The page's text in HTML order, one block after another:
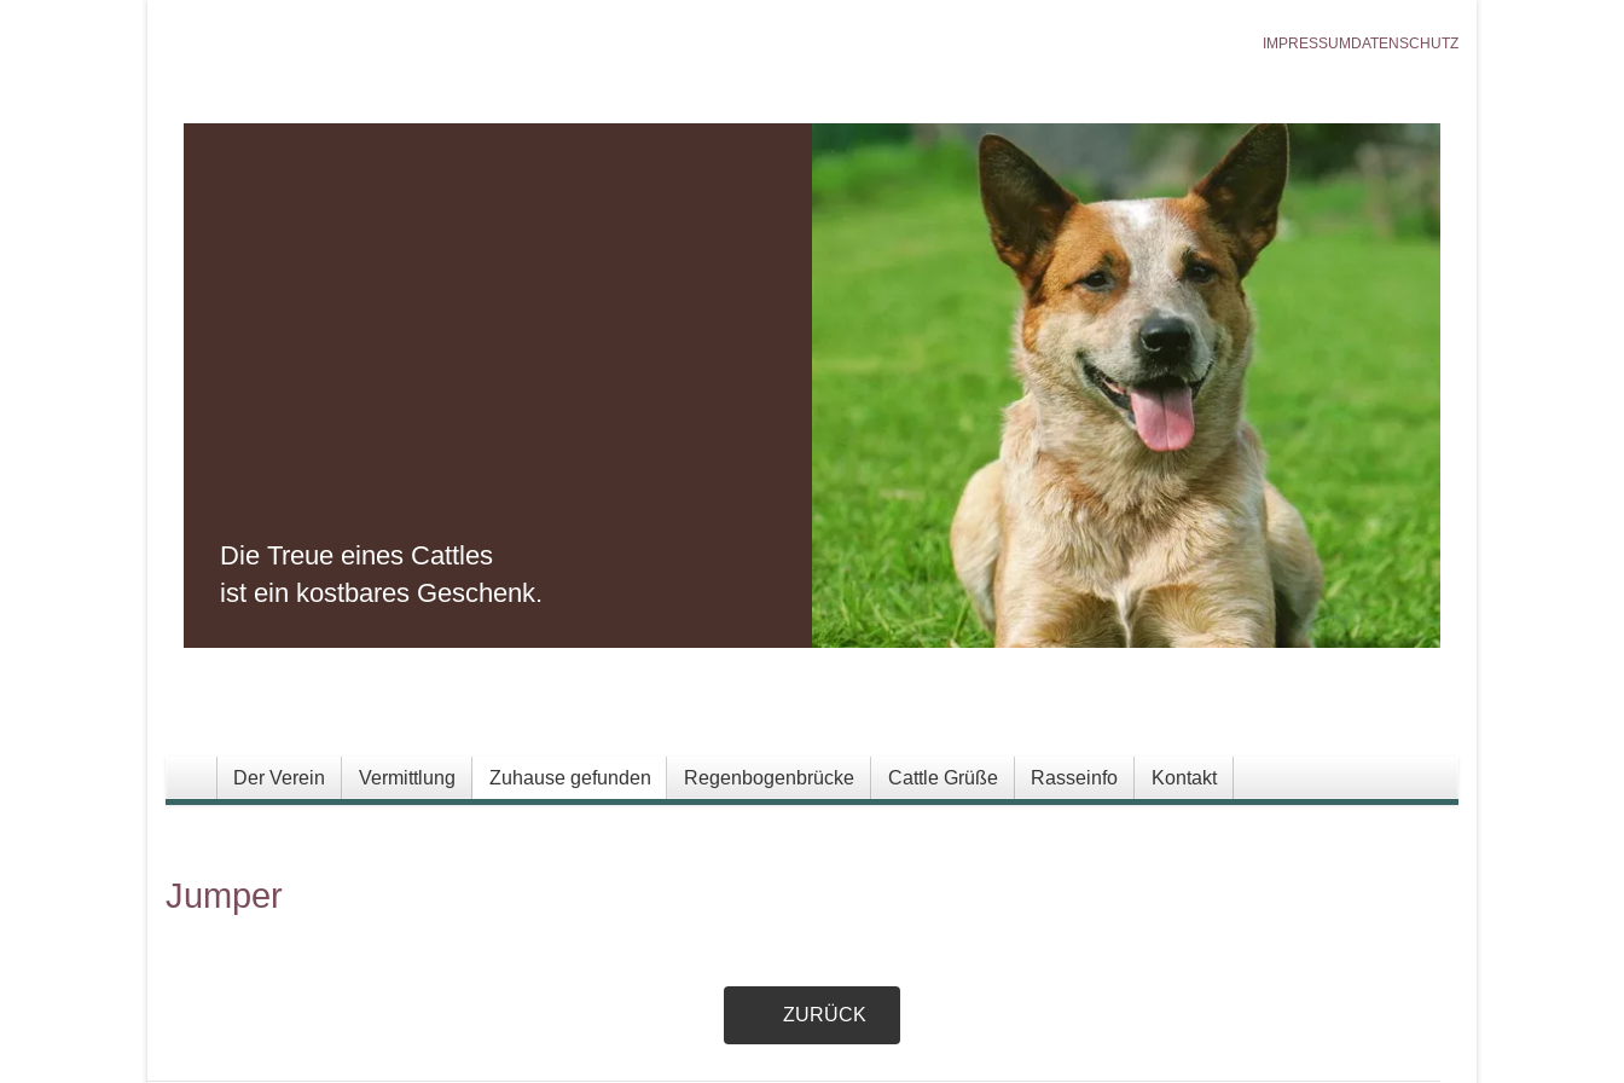
IMPRESSUM DATENSCHUTZ
Die Treue eines Cattles
ist ein kostbares Geschenk.
Der Verein Vermittlung Zuhause gefunden Regenbogenbrücke Cattle Grüße Rasseinfo Kontakt
Jumper
ZURÜCK